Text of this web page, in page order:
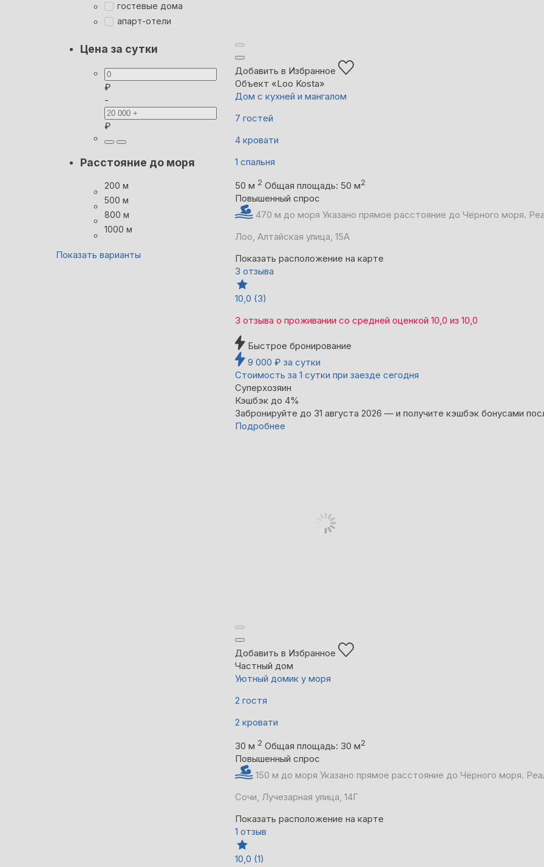
гостевые дома
апарт-отели
Цена за сутки
₽
-
₽
Расстояние до моря
200 м
500 м
800 м
1000 м
Показать варианты
Добавить в Избранное
Объект «Loo Kosta»
Дом с кухней и мангалом
7 гостей
4 кровати
1 спальня
50 м 2 Общая площадь: 50 м2
Повышенный спрос
470 м до моря Указано прямое расстояние до Чёрного моря.
Лоо, Алтайская улица, 15А
Показать расположение на карте
3 отзыва
10,0 (3)
3 отзыва о проживании со средней оценкой 10,0 из 10,0
Быстрое бронирование
9 000 ₽ за сутки
Стоимость за 1 сутки при заезде сегодня
Суперхозяин
Кэшбэк до 4%
Забронируйте до 31 августа 2026 — и получите кэшбэк бонусами
Подробнее
Добавить в Избранное
Частный дом
Уютный домик у моря
2 гостя
2 кровати
30 м 2 Общая площадь: 30 м2
Повышенный спрос
150 м до моря Указано прямое расстояние до Чёрного моря.
Сочи, Лучезарная улица, 14Г
Показать расположение на карте
1 отзыв
10,0 (1)